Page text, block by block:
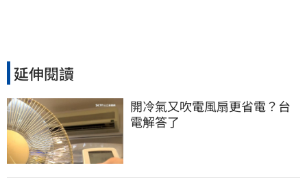
延伸閱讀
開冷氣又吹電風扇更省電？台
電解答了